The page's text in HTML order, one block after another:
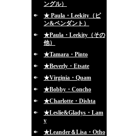
ングル）
★ Paula・Leekity（ピ
ン&ペンダント）
★Paula・Leekity（その
他）
★Tamara・Pinto
★Beverly・Etsate
★Virginia・Quam
★Bobby・Concho
★Charlotte・Dishta
★Leslie&Gladys・Lam
y
★Leander＆Lisa・Otho